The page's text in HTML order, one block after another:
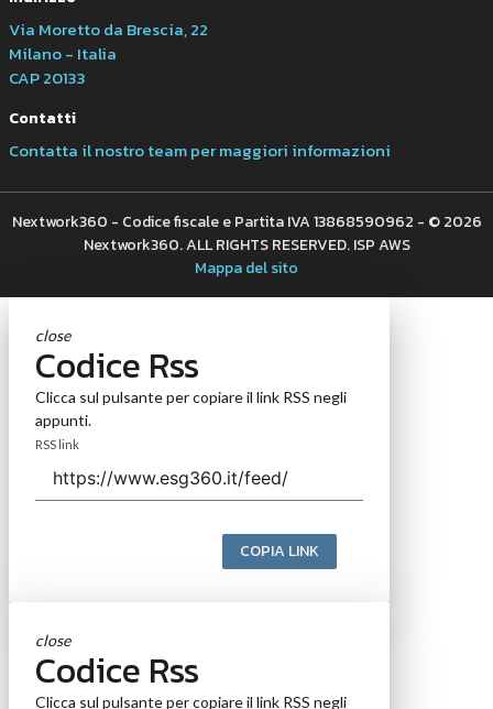
Via Moretto da Brescia, 22
Milano - Italia
CAP 20133
Contatti
Contatta il nostro team per maggiori informazioni
Nextwork360 - Codice fiscale e Partita IVA 13868590962 - © 2026
Nextwork360. ALL RIGHTS RESERVED. ISP AWS
Mappa del sito
close
Codice Rss
Clicca sul pulsante per copiare il link RSS negli
appunti.
RSS link
COPIA LINK
close
Codice Rss
Clicca sul pulsante per copiare il link RSS negli